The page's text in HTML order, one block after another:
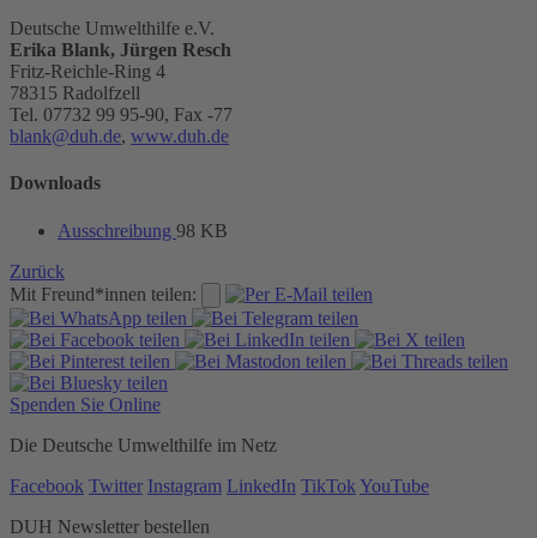
Deutsche Umwelthilfe e.V.
Erika Blank, Jürgen Resch
Fritz-Reichle-Ring 4
78315 Radolfzell
Tel. 07732 99 95-90, Fax -77
blank@duh.de, www.duh.de
Downloads
Ausschreibung 98 KB
Zurück
Mit Freund*innen teilen:
Spenden Sie Online
Die Deutsche Umwelthilfe im Netz
Facebook Twitter Instagram LinkedIn TikTok YouTube
DUH Newsletter bestellen